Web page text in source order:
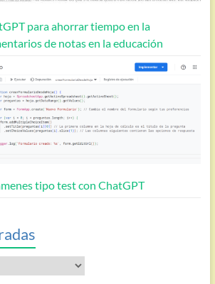
para ahorrar tiempo en la
de notas en la educación
tipo test con ChatGPT